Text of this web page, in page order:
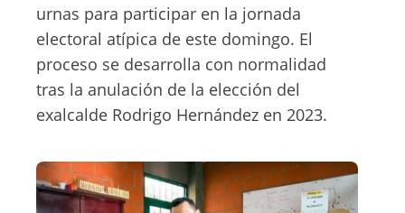
urnas para participar en la jornada
electoral atípica de este domingo. El
proceso se desarrolla con normalidad
tras la anulación de la elección del
exalcalde Rodrigo Hernández en 2023.